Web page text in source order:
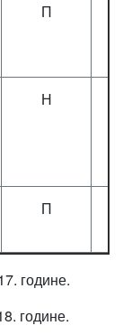
П
Н
П
године.
године.